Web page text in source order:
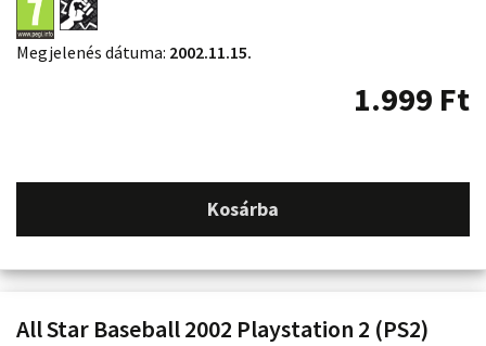
Megjelenés dátuma: 2002.11.15.
1.999 Ft
Kosárba
All Star Baseball 2002 Playstation 2 (PS2)